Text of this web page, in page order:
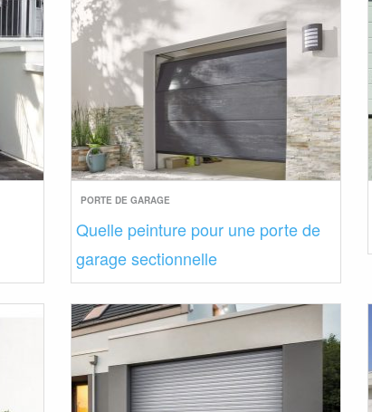
PORTE DE GARAGE
Quelle peinture pour une porte de
garage sectionnelle